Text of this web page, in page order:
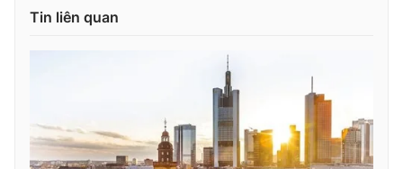
Vươn mình bằng AI
VTV8
Liên hệ tòa soạn English
Tin liên quan